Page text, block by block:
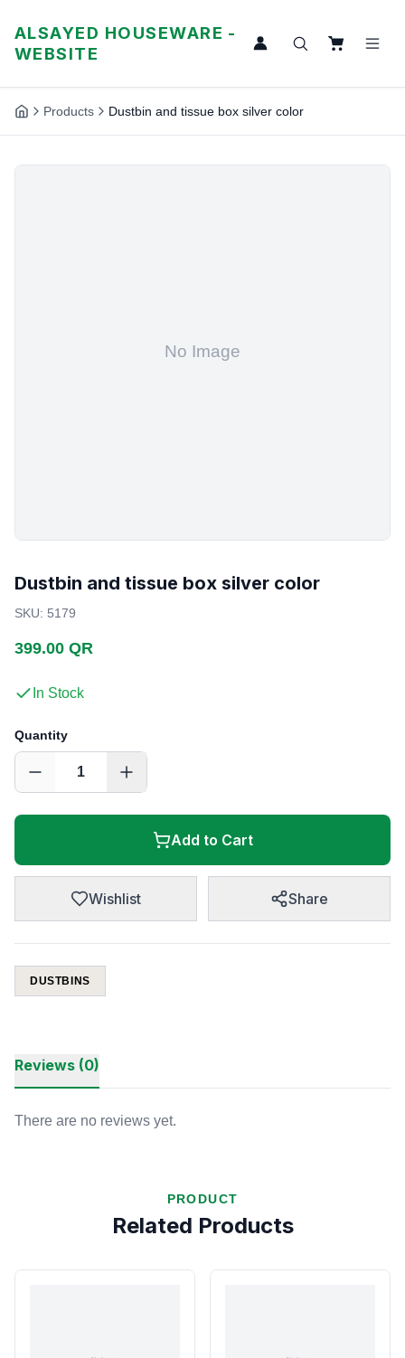
ALSAYED HOUSEWARE -
WEBSITE
Products Dustbin and tissue box silver color
Dustbin and tissue box silver color
SKU: 5179
399.00 QR
In Stock
Quantity
1
Add to Cart
Wishlist Share
DUSTBINS
Reviews (0)
There are no reviews yet.
PRODUCT
Related Products